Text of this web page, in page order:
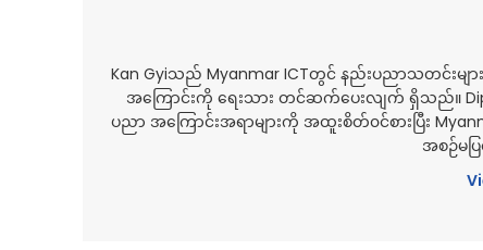
Kan Gyiသည် Myanmar ICTတွင် နည်းပညာသတင်းများ၊
အကြောင်းကို ရေးသား တင်ဆက်ပေးလျက် ရှိသည်။
ပညာ အကြောင်းအရာများကို အထူးစိတ်၀င်စားပြီး
အစဉ်မပ